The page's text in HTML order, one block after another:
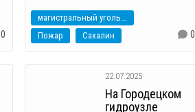
0
магистральный угольный конвейер
Пожар
Сахалин 0
22.07.2025
На Городецком
гидроузле